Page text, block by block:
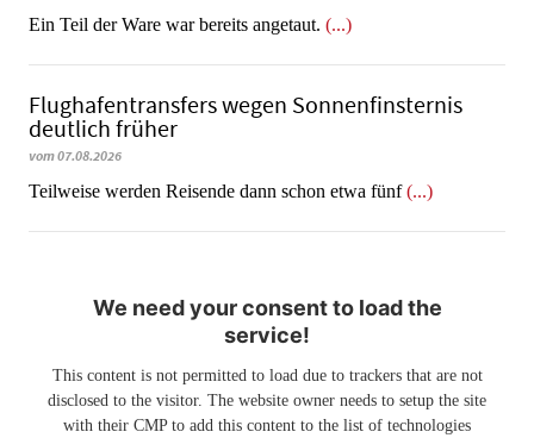
​​​​​​​Ein Teil der Ware war bereits angetaut. (...)
Flughafentransfers wegen Sonnenfinsternis
deutlich früher
vom 07.08.2026
Teilweise werden Reisende dann schon etwa fünf(...)
We need your consent to load the
service!
This content is not permitted to load due to trackers that are not
disclosed to the visitor. The website owner needs to setup the site
with their CMP to add this content to the list of technologies